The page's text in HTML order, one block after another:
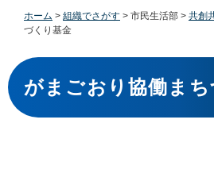
ホーム > 組織でさがす > 市民生活部 > 共創
づくり基金
本
文
がまごおり協働ま